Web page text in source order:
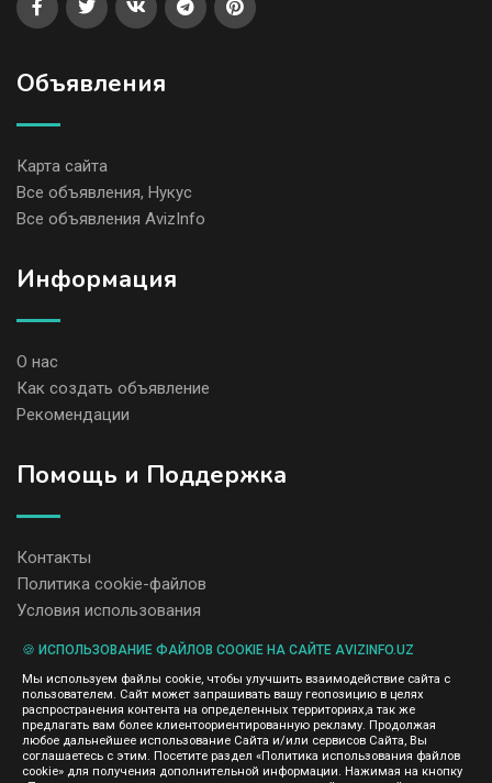
Объявления
Карта сайта
Все объявления, Нукус
Все объявления AvizInfo
Информация
О нас
Как создать объявление
Рекомендации
Помощь и Поддержка
Контакты
Политика cookie-файлов
Условия использования
содержание размещенных объявлений.
Мы ценим конфиденциальность наших пользователей. Мы не
передаем и не продаем личную информацию зарегистрированных
пользователей AvizInfo.uz третьим лицам. Мы не отвечаем за
правила конфиденциальности сайтов на которые ссылается
AvizInfo.uz. На некоторых страницах нашего сайта представлена
🍪 ИСПОЛЬЗОВАНИЕ ФАЙЛОВ COOKIE НА САЙТЕ AVIZINFO.UZ
Мы используем файлы cookie, чтобы улучшить взаимодействие сайта с
пользователем. Сайт может запрашивать вашу геопозицию в целях
распространения контента на определенных территориях,а так же
предлагать вам более клиентоориентированную рекламу. Продолжая
любое дальнейшее использование Сайта и/или сервисов Сайта, Вы
соглашаетесь с этим. Посетите раздел «Политика использования файлов
cookie» для получения дополнительной информации. Нажимая на кнопку